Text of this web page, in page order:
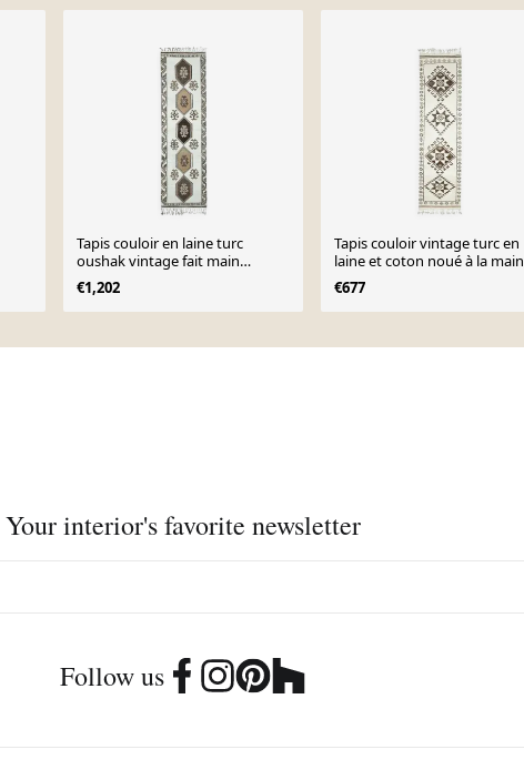
Tapis couloir en laine turc
oushak vintage fait main
100x365
€1,202
Tapis couloir vintage turc en
laine et coton noué à la main
des années 1970, 90x340.
€677
Your interior's favorite newsletter
Follow us